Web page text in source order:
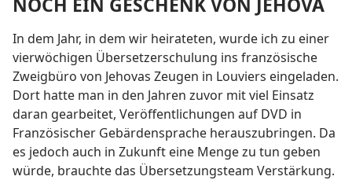
In dem Jahr, in dem wir heirateten, wurde ich zu einer
vierwöchigen Übersetzerschulung ins französische
Zweigbüro von Jehovas Zeugen in Louviers eingeladen.
Dort hatte man in den Jahren zuvor mit viel Einsatz
daran gearbeitet, Veröffentlichungen auf DVD in
Französischer Gebärdensprache herauszubringen. Da
es jedoch auch in Zukunft eine Menge zu tun geben
würde, brauchte das Übersetzungsteam Verstärkung.